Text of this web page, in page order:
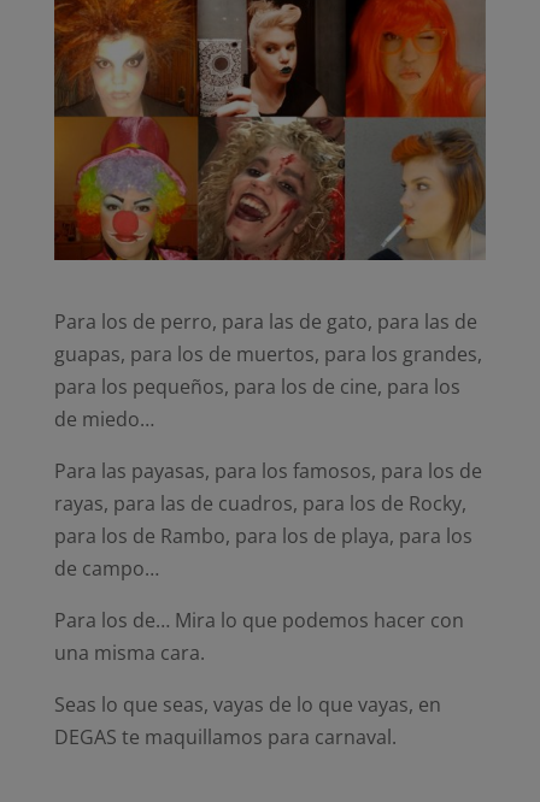
Para los de perro, para las de gato, para las de
guapas, para los de muertos, para los grandes,
para los pequeños, para los de cine, para los
de miedo…
Para las payasas, para los famosos, para los de
rayas, para las de cuadros, para los de Rocky,
para los de Rambo, para los de playa, para los
de campo…
Para los de… Mira lo que podemos hacer con
una misma cara.
Seas lo que seas, vayas de lo que vayas, en
DEGAS te maquillamos para carnaval.